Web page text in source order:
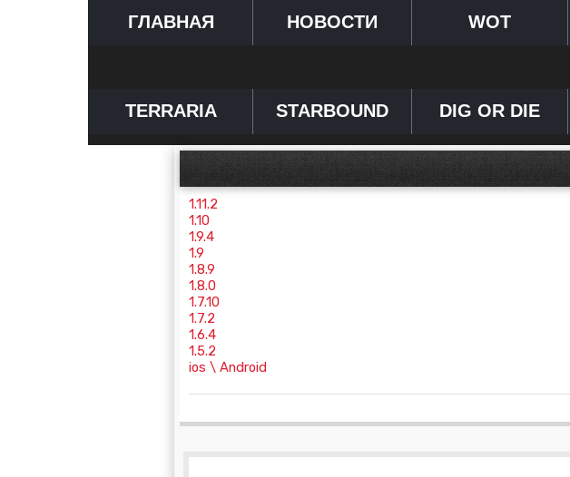
ГЛАВНАЯ НОВОСТИ WOT
TERRARIA STARBOUND DIG OR DIE
1.11.2
1.10
1.9.4
1.9
1.8.9
1.8.0
1.7.10
1.7.2
1.6.4
1.5.2
ios \ Android